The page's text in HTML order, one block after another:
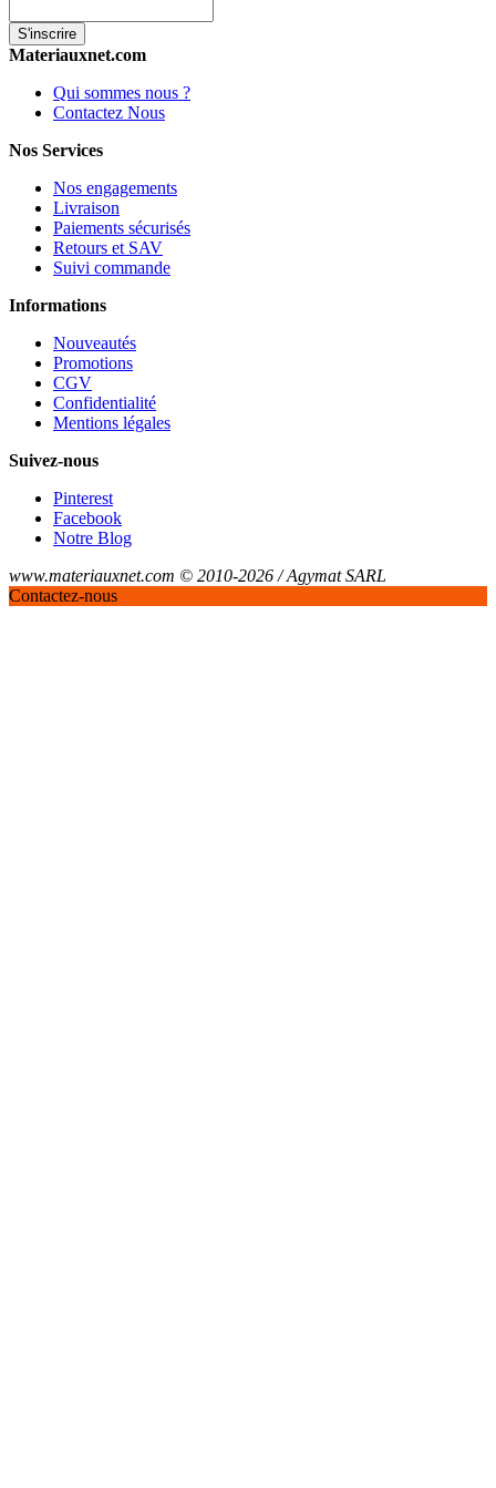
S'inscrire
Materiauxnet.com
Qui sommes nous ?
Contactez Nous
Nos Services
Nos engagements
Livraison
Paiements sécurisés
Retours et SAV
Suivi commande
Informations
Nouveautés
Promotions
CGV
Confidentialité
Mentions légales
Suivez-nous
Pinterest
Facebook
Notre Blog
www.materiauxnet.com © 2010-2026 / Agymat SARL
Contactez-nous